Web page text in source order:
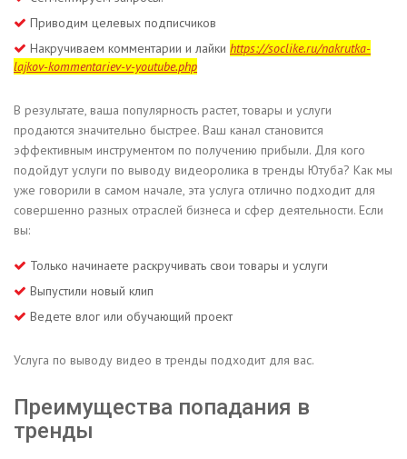
Приводим целевых подписчиков
Накручиваем комментарии и лайки https://soclike.ru/nakrutka-
lajkov-kommentariev-v-youtube.php
В результате, ваша популярность растет, товары и услуги
продаются значительно быстрее. Ваш канал становится
эффективным инструментом по получению прибыли. Для кого
подойдут услуги по выводу видеоролика в тренды Ютуба? Как мы
уже говорили в самом начале, эта услуга отлично подходит для
совершенно разных отраслей бизнеса и сфер деятельности. Если
вы:
Только начинаете раскручивать свои товары и услуги
Выпустили новый клип
Ведете влог или обучающий проект
Услуга по выводу видео в тренды подходит для вас.
Преимущества попадания в
тренды